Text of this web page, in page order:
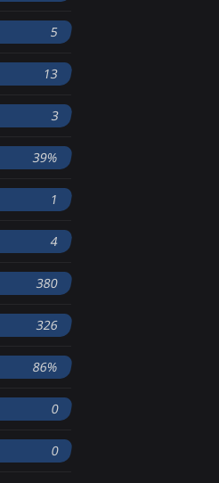
5
13
3
39%
1
4
380
326
86%
0
0